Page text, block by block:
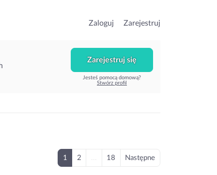
Zaloguj Zarejestruj
Zarejestruj się
Jesteś pomocą domową?
Stwórz profil
1 2 18 Następne